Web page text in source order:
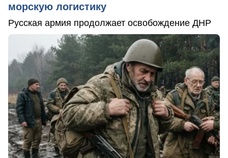
морскую логистику
Русская армия продолжает освобождение ДНР